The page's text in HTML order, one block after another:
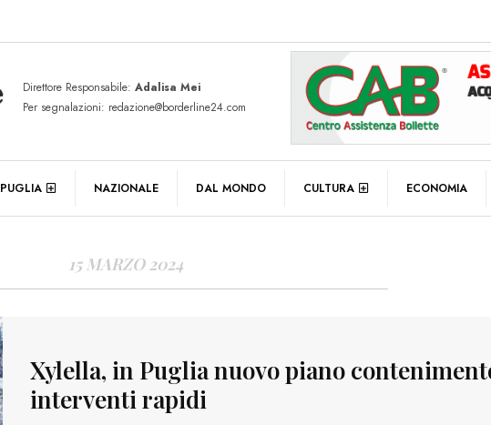
Direttore Responsabile: Adalisa Mei
Per segnalazioni: redazione@borderline24.com
PUGLIA NAZIONALE DAL MONDO CULTURA ECONOMIA
DAILY ARCHIVES
15 MARZO 2024
Xylella, in Puglia nuovo piano
interventi rapidi